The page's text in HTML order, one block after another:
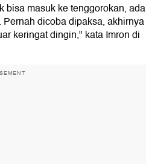
bisa masuk ke tenggorokan, ada
dicoba dipaksa, akhirnya
keringat dingin," kata Imron di